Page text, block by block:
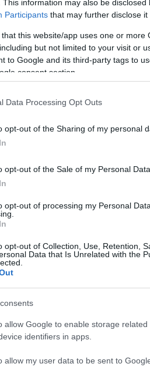
This information may also be
Participants that may further disclose it
that this website/app uses one or
but not limited to your visit or
to Google and its third-party tags to
consent section.
Data Processing Opt Outs
opt-out of the Sharing of my personal
opt-out of the Sale of my Personal Data.
opt-out of processing my Personal
opt-out of Collection, Use, Retention,
Data that Is Unrelated with the
allow Google to enable storage
identifiers in apps.
allow my user data to be sent to
4)
και μάθετε
της υποψήφιας
Μακεδονία δικαιώθηκαν
Καστοριάς και πρώην
σε ψήφους στις
άλλων υποψηφίων που
ο δικηγόρος από το
Ιατρός- Αιματολόγος,